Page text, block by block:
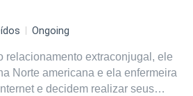
impide siquiera hablarle. No
protagonista de esas calientes
y la vida a Noah se le
se
Ongoing
relacionamento extraconjugal, ele
Norte americana e ela enfermeira
e decidem realizar seus